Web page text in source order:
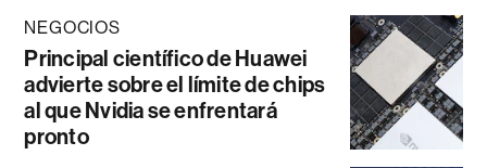
NEGOCIOS
Principal científico de Huawei
advierte sobre el límite de chips
al que Nvidia se enfrentará
pronto